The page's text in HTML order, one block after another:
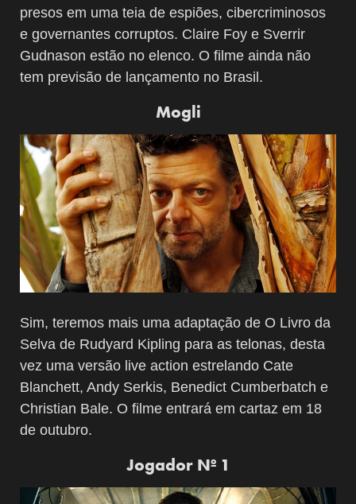
presos em uma teia de espiões, cibercriminosos
e governantes corruptos. Claire Foy e Sverrir
Gudnason estão no elenco. O filme ainda não
tem previsão de lançamento no Brasil.
Mogli
Sim, teremos mais uma adaptação de O Livro da
Selva de Rudyard Kipling para as telonas, desta
vez uma versão live action estrelando Cate
Blanchett, Andy Serkis, Benedict Cumberbatch e
Christian Bale. O filme entrará em cartaz em 18
de outubro.
Jogador Nº 1